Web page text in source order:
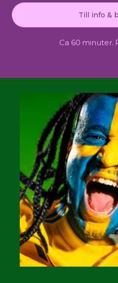
Till info &
Ca 60 minuter.